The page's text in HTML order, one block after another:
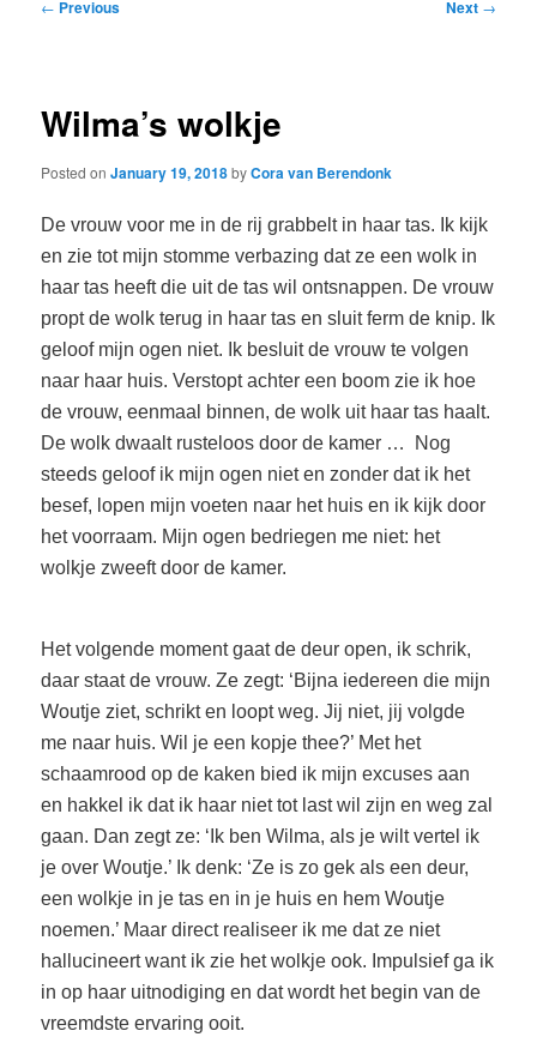
← Previous Next →
Wilma’s wolkje
Posted onJanuary 19, 2018byCora van Berendonk
De vrouw voor me in de rij grabbelt in haar tas. Ik kijk
en zie tot mijn stomme verbazing dat ze een wolk in
haar tas heeft die uit de tas wil ontsnappen. De vrouw
propt de wolk terug in haar tas en sluit ferm de knip. Ik
geloof mijn ogen niet. Ik besluit de vrouw te volgen
naar haar huis. Verstopt achter een boom zie ik hoe
de vrouw, eenmaal binnen, de wolk uit haar tas haalt.
De wolk dwaalt rusteloos door de kamer … Nog
steeds geloof ik mijn ogen niet en zonder dat ik het
besef, lopen mijn voeten naar het huis en ik kijk door
het voorraam. Mijn ogen bedriegen me niet: het
wolkje zweeft door de kamer.
Het volgende moment gaat de deur open, ik schrik,
daar staat de vrouw. Ze zegt: ‘Bijna iedereen die mijn
Woutje ziet, schrikt en loopt weg. Jij niet, jij volgde
me naar huis. Wil je een kopje thee?’ Met het
schaamrood op de kaken bied ik mijn excuses aan
en hakkel ik dat ik haar niet tot last wil zijn en weg zal
gaan. Dan zegt ze: ‘Ik ben Wilma, als je wilt vertel ik
je over Woutje.’ Ik denk: ‘Ze is zo gek als een deur,
een wolkje in je tas en in je huis en hem Woutje
noemen.’ Maar direct realiseer ik me dat ze niet
hallucineert want ik zie het wolkje ook. Impulsief ga ik
in op haar uitnodiging en dat wordt het begin van de
vreemdste ervaring ooit.